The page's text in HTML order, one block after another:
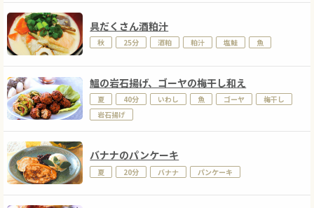
具だくさん酒粕汁
秋 25分 酒粕 粕汁 塩鮭 魚
鰮の岩石揚げ、ゴーヤの梅干し和え
夏 40分 いわし 魚 ゴーヤ
梅干し
岩石揚げ
バナナのパンケーキ
夏 20分 バナナ パンケーキ